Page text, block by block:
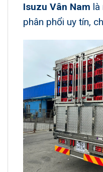
Isuzu Vân Nam là
phân phổi uy tín,